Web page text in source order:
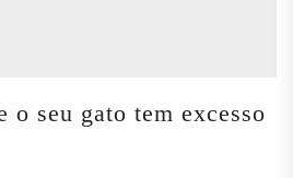
o seu gato tem excesso